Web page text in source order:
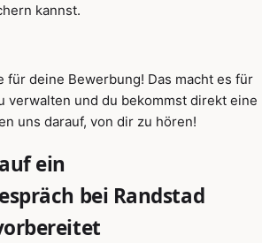
kannst.
für deine Bewerbung! Das macht es für
verwalten und du bekommst direkt eine
uns darauf, von dir zu hören!
ein
bei Randstad